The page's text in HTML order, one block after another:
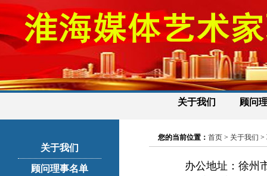
顾问
关于我们
关于我们
顾问理事名单
您的当前位置： 首页 > 关于我们 >
办公地址：徐州